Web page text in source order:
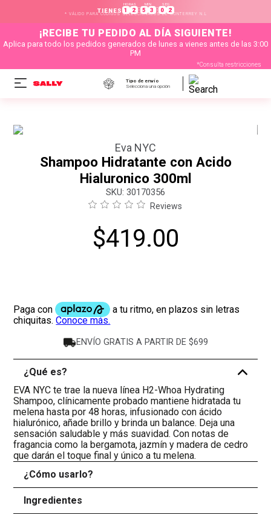
TIENES
HORAS
1 2 :
MIN
5 3 :
SEG
0 2
* VÁLIDO PARA CÓDIGOS SELECCIONADOS DE MONTERREY N.L
¡RECIBE TU PEDIDO AL DÍA SIGUIENTE!
Aplica para todo los pedidos generados de lunes a vienes antes de las 3:00
PM
*Consulta restricciones
Tipo de envío
Selecciona una opción
Eva NYC
Shampoo Hidratante con Acido
Hialuronico 300ml
: 30170356
Reviews
$419.00
ENVÍO GRATIS A PARTIR DE $699
¿Qué es?
-
EVA NYC te trae la nueva línea H2-Whoa Hydrating
Shampoo, clínicamente probado mantiene hidratada tu
melena hasta por 48 horas, infusionado con ácido
hialurónico, añade brillo y brinda un balance. Deja una
sensación saludable y más suavidad. Con notas de
fragancia como la bergamota, jazmín y madera de cedro
que darán el toque final y único a tu melena.
¿Cómo usarlo?
Ingredientes